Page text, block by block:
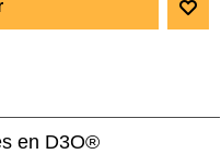
en D3O®